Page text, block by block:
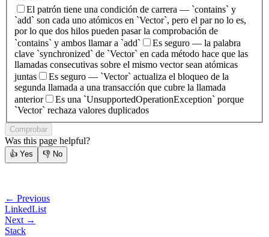
El patrón tiene una condición de carrera — `contains` y
`add` son cada uno atómicos en `Vector`, pero el par no lo es,
por lo que dos hilos pueden pasar la comprobación de
`contains` y ambos llamar a `add`
Es seguro — la palabra
clave `synchronized` de `Vector` en cada método hace que las
llamadas consecutivas sobre el mismo vector sean atómicas
juntas
Es seguro — `Vector` actualiza el bloqueo de la
segunda llamada a una transacción que cubre la llamada
anterior
Es una `UnsupportedOperationException` porque
`Vector` rechaza valores duplicados
Comprobar
Was this page helpful?
👍 Yes 👎 No
← Previous
LinkedList
Next →
Stack